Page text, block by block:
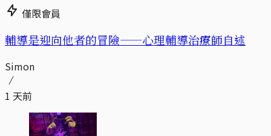
僅限會員
輔導是迎向他者的冒險——心理輔導治療師自述
Simon
1 天前